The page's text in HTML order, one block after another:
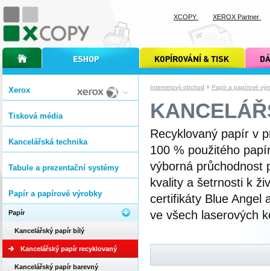
Internetový obchod » Papír a papírové
Recyklovaný papír v
100 % použitého
výborná průchodnost
kvality a šetrnosti k
certifikáty Blue Angel
ve všech laserových
Xerox
Tisková média
Kancelářská technika
Tabule a prezentační systémy
Papír a papírové výrobky
Papír
Kancelářský papír bílý
Kancelářský papír recyklovaný
Kancelářský papír barevný
úvodní stránka xcopyinternetový obchod xcopy kopírování a tisk xcopy dárkové
XCOPY XEROX Partner